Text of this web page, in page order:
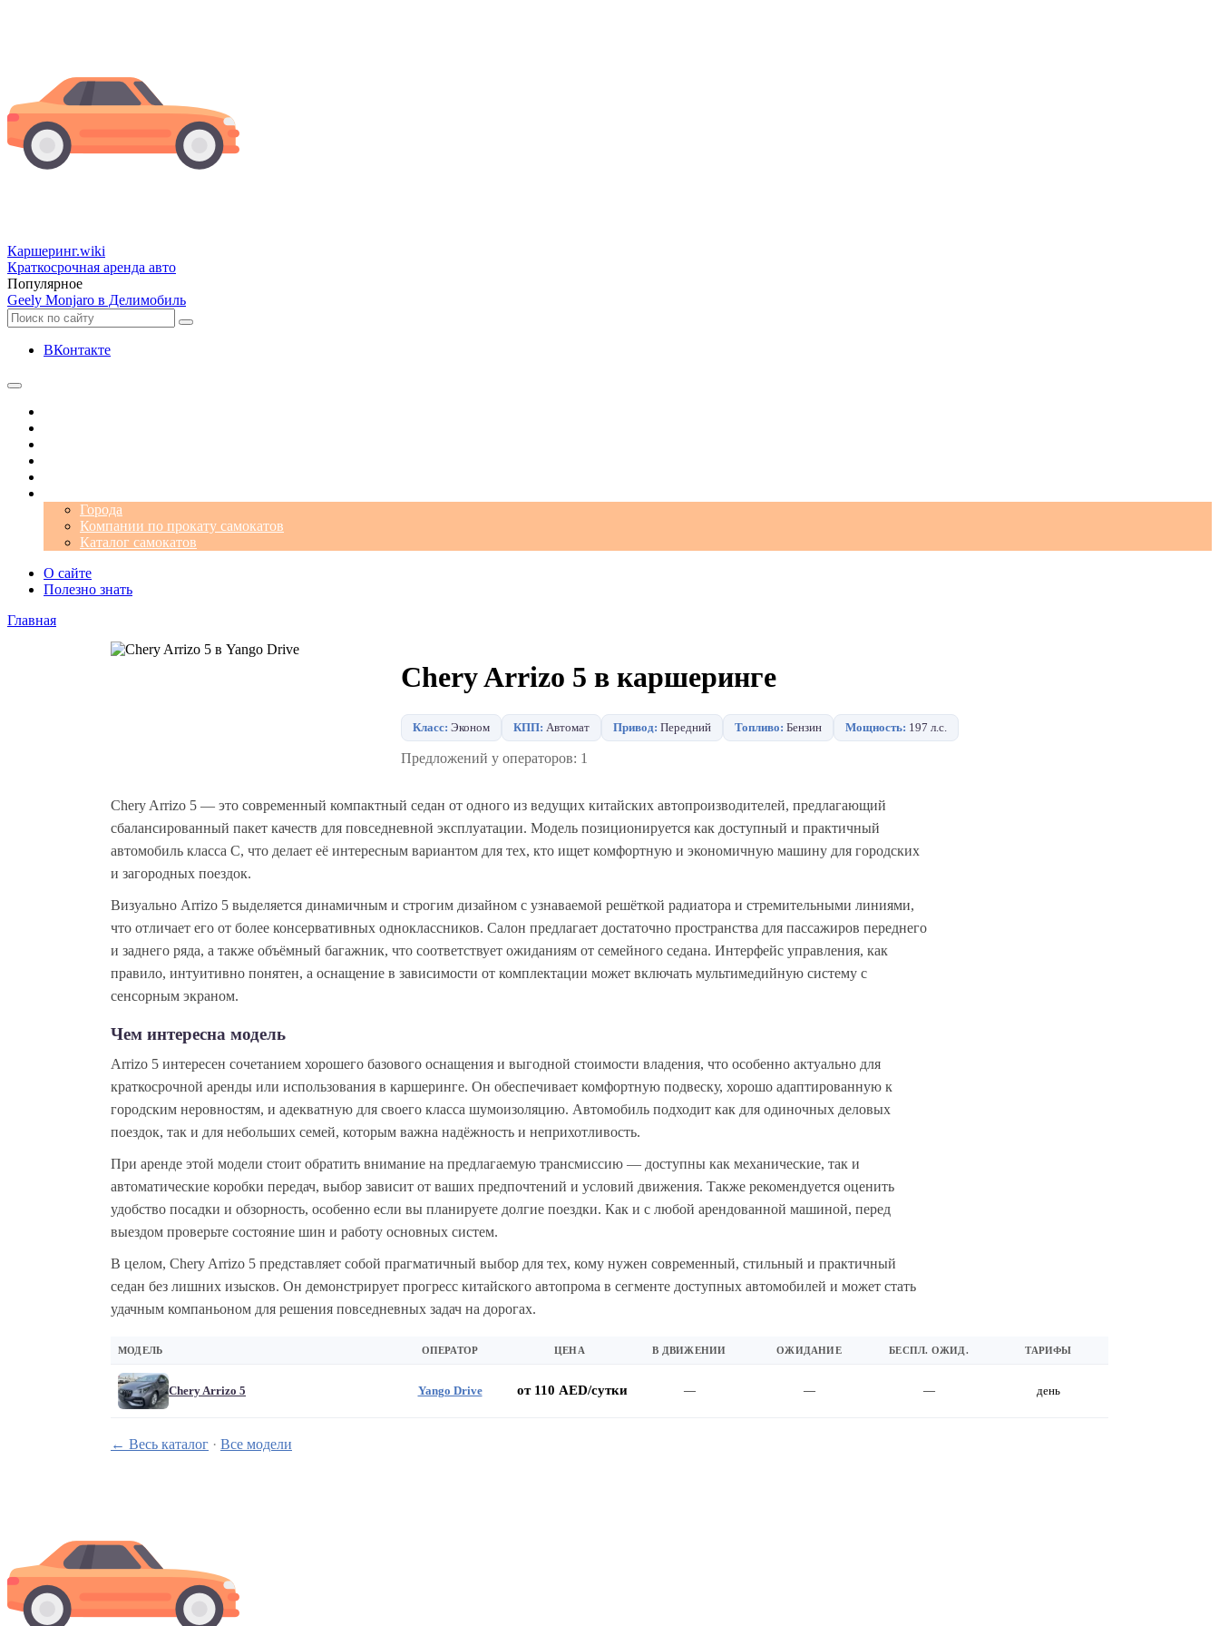
Каршеринг.wiki
Краткосрочная аренда авто
Популярное
Geely Monjaro в Делимобиль
ВКонтакте
Города
Компании по прокату самокатов
Каталог самокатов
О сайте
Полезно знать
Главная
Chery Arrizo 5 в каршеринге
Класс: Эконом КПП: Автомат Привод: Передний Топливо: Бензин Мощность: 197 л.с.
Предложений у операторов: 1
Chery Arrizo 5 — это современный компактный седан от одного из ведущих китайских автопроизводителей, предлагающий
сбалансированный пакет качеств для повседневной эксплуатации. Модель позиционируется как доступный и практичный
автомобиль класса C, что делает её интересным вариантом для тех, кто ищет комфортную и экономичную машину для городских
и загородных поездок.
Визуально Arrizo 5 выделяется динамичным и строгим дизайном с узнаваемой решёткой радиатора и стремительными линиями,
что отличает его от более консервативных одноклассников. Салон предлагает достаточно пространства для пассажиров переднего
и заднего ряда, а также объёмный багажник, что соответствует ожиданиям от семейного седана. Интерфейс управления, как
правило, интуитивно понятен, а оснащение в зависимости от комплектации может включать мультимедийную систему с
сенсорным экраном.
Чем интересна модель
Arrizo 5 интересен сочетанием хорошего базового оснащения и выгодной стоимости владения, что особенно актуально для
краткосрочной аренды или использования в каршеринге. Он обеспечивает комфортную подвеску, хорошо адаптированную к
городским неровностям, и адекватную для своего класса шумоизоляцию. Автомобиль подходит как для одиночных деловых
поездок, так и для небольших семей, которым важна надёжность и неприхотливость.
При аренде этой модели стоит обратить внимание на предлагаемую трансмиссию — доступны как механические, так и
автоматические коробки передач, выбор зависит от ваших предпочтений и условий движения. Также рекомендуется оценить
удобство посадки и обзорность, особенно если вы планируете долгие поездки. Как и с любой арендованной машиной, перед
выездом проверьте состояние шин и работу основных систем.
В целом, Chery Arrizo 5 представляет собой прагматичный выбор для тех, кому нужен современный, стильный и практичный
седан без лишних изысков. Он демонстрирует прогресс китайского автопрома в сегменте доступных автомобилей и может стать
удачным компаньоном для решения повседневных задач на дорогах.
МОДЕЛЬ ОПЕРАТОР ЦЕНА В ДВИЖЕНИИ ОЖИДАНИЕ БЕСПЛ. ОЖИД. ТАРИФЫ
Chery Arrizo 5 Yango Drive от 110 AED/сутки — — — день
← Весь каталог · Все модели